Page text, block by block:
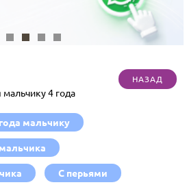
4 года
мальчику
С перьями